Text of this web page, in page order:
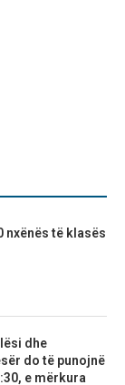
nxënës të klasës
dhe
do të punojnë
e mërkura